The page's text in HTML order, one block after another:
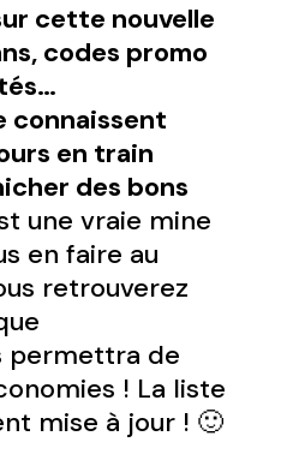
cette nouvelle
codes promo
connaissent
en train
des bons
une vraie mine
en faire au
retrouverez
permettra de
! La liste
mise à jour ! 🙂